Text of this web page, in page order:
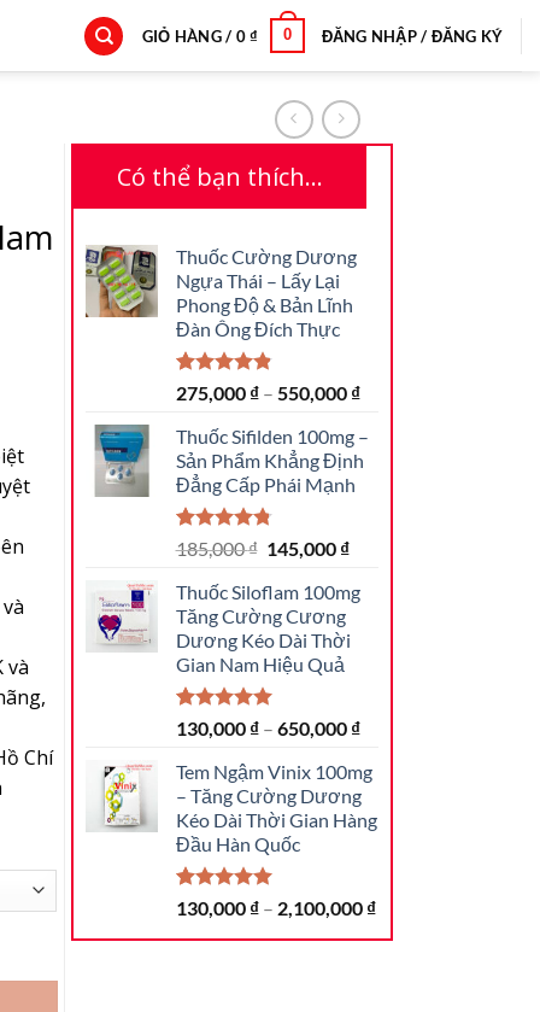
GIỎ HÀNG / 0₫ 0 ĐĂNG NHẬP / ĐĂNG KÝ
Có thể bạn thích…
Thuốc Cường Dương
Ngựa Thái – Lấy Lại
Phong Độ & Bản Lĩnh
Đàn Ông Đích Thực
4.87 trên 5
dựa trên
31
đánh giá
275,000 ₫– 550,000 ₫
Thuốc Sifilden 100mg –
Sản Phẩm Khẳng Định
Đẳng Cấp Phái Mạnh
4.80 trên 5
dựa trên
30
đánh giá
185,000₫ Giá
là:
185,000 ₫.
145,000 ₫Giá
tại
145,000 ₫.
Thuốc Siloflam 100mg
Tăng Cường Cương
Dương Kéo Dài Thời
Gian Nam Hiệu Quả
5.00 trên 5
dựa trên
19
đánh giá
130,000 ₫– 650,000 ₫
Tem Ngậm Vinix 100mg
– Tăng Cường Dương
Kéo Dài Thời Gian Hàng
Đầu Hàn Quốc
5.00 trên 5
dựa trên
39
đánh giá
130,000 ₫– 2,100,000 ₫
và
Chí
Giới Đỉnh Nhất số lượng